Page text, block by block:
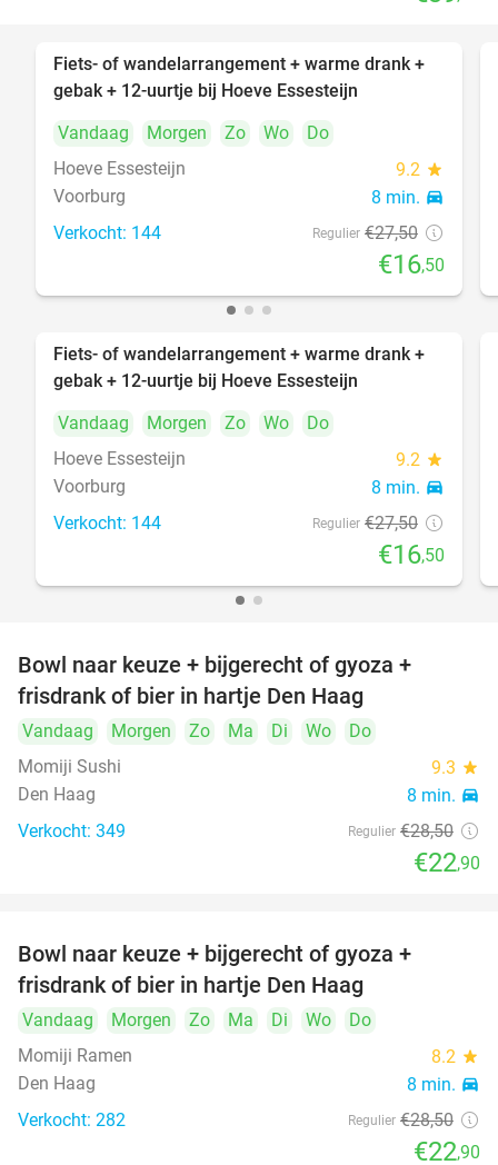
40%
Fiets- of wandelarrangement + warme drank +
gebak + 12-uurtje bij Hoeve Essesteijn
Vandaag
Morgen Zo Wo
Do
Hoeve Essesteijn
9.2 star
Voorburg 8 min. directions_car
Verkocht: 144 Regulier €27,50
€16,50
40%
Fiets- of wandelarrangement + warme drank +
gebak + 12-uurtje bij Hoeve Essesteijn
Vandaag
Morgen Zo Wo
Do
Hoeve Essesteijn
9.2 star
Voorburg 8 min. directions_car
Verkocht: 144 Regulier €27,50
€16,50
Bowl naar keuze + bijgerecht of gyoza +
frisdrank of bier in hartje Den Haag
Vandaag Morgen Zo Ma Di Wo
Do
Momiji Sushi
9.3 star
Den Haag 8 min. directions_car
Verkocht: 349 Regulier €28,50
€22,90
Bowl naar keuze + bijgerecht of gyoza +
frisdrank of bier in hartje Den Haag
Vandaag Morgen Zo Ma Di Wo
Do
Momiji Ramen
8.2 star
Den Haag 8 min. directions_car
Verkocht: 282 Regulier €28,50
€22,90